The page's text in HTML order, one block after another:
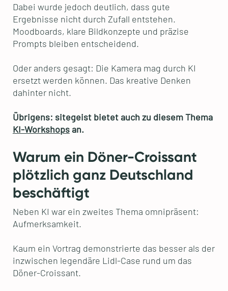
Dabei wurde jedoch deutlich, dass gute
Ergebnisse nicht durch Zufall entstehen.
Moodboards, klare Bildkonzepte und präzise
Prompts bleiben entscheidend.
Oder anders gesagt: Die Kamera mag durch KI
ersetzt werden können. Das kreative Denken
dahinter nicht.
Übrigens: sitegeist bietet auch zu diesem Thema
KI-Workshopsan.
Warum ein Döner-Croissant
plötzlich ganz Deutschland
beschäftigt
Neben KI war ein zweites Thema omnipräsent:
Aufmerksamkeit.
Kaum ein Vortrag demonstrierte das besser als der
inzwischen legendäre Lidl-Case rund um das
Döner-Croissant.